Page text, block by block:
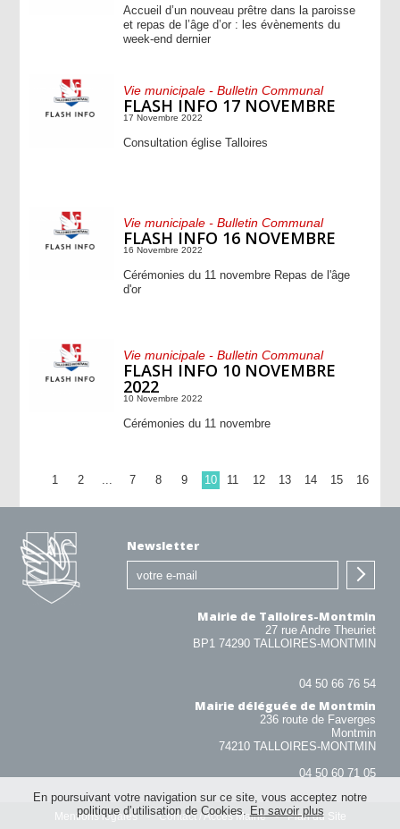
En poursuivant votre navigation sur ce site, vous acceptez notre
politique d’utilisation de Cookies. En savoir plus
Accueil d’un nouveau prêtre dans la paroisse
et repas de l’âge d’or : les évènements du
week-end dernier
Vie municipale - Bulletin Communal
FLASH INFO 17 NOVEMBRE
17 Novembre 2022
Consultation église Talloires
Vie municipale - Bulletin Communal
FLASH INFO 16 NOVEMBRE
16 Novembre 2022
Cérémonies du 11 novembre Repas de l'âge
d'or
Vie municipale - Bulletin Communal
FLASH INFO 10 NOVEMBRE
2022
10 Novembre 2022
Cérémonies du 11 novembre
1 2 ... 7 8 9 10 11 12 13 14 15 16
Newsletter
Mairie de Talloires-Montmin
27 rue Andre Theuriet
BP1 74290 TALLOIRES-MONTMIN
04 50 66 76 54
Mairie déléguée de Montmin
236 route de Faverges
Montmin
74210 TALLOIRES-MONTMIN
04 50 60 71 05
Mentions légales Contact / Accès Mairie Plan du Site